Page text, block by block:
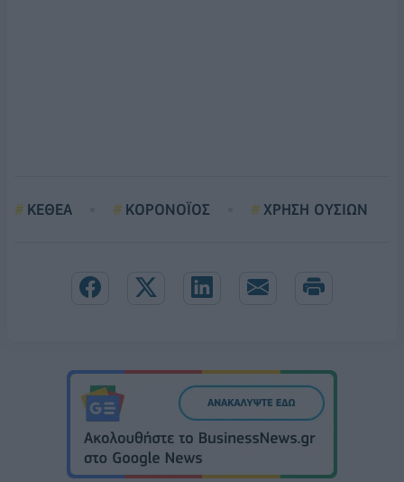
ΚΕΘΕΑ ΚΟΡΟΝΟΪΟΣ ΧΡΗΣΗ ΟΥΣΙΩΝ